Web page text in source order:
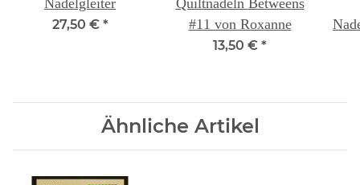
27,50 € *
#11 von Roxanne
13,50 € *
Ähnliche Artikel